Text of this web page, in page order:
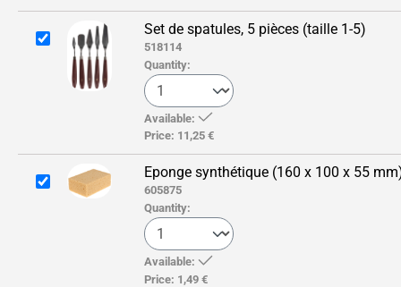
Set de spatules, 5 pièces (taille 1-5)
518114
Quantity:
Available:
Price: 11,25 €
Eponge synthétique (160 x 100 x 55
605875
Quantity:
Available:
Price: 1,49 €